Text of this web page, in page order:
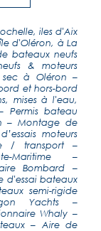
iles d'Aix
d'Oléron, à La
bateaux neufs
& moteurs
à Oléron –
et hors-bord
mises à l'eau,
Permis bateau
–Montage de
moteurs
/ transport–
–
Bombard –
d'essai bateaux
semi-rigide
Yachts –
Whaly –
– Aire de